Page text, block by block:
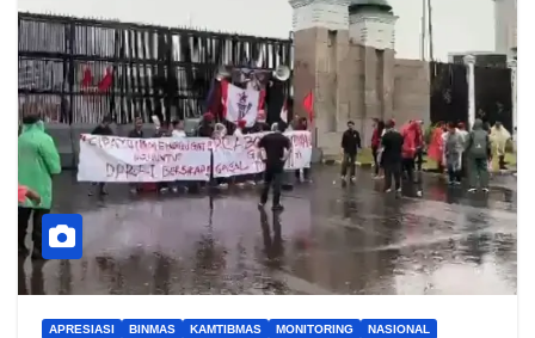
APRESIASI BINMAS KAMTIBMAS MONITORING
NASIONAL